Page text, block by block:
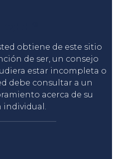
obtiene de este sitio
de ser, un consejo
estar incompleta o
debe consultar a un
acerca de su